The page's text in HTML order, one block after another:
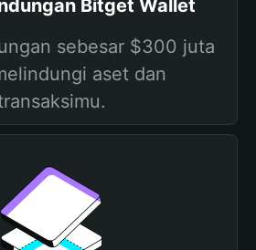
Bitget Wallet
sebesar $300 juta
aset dan